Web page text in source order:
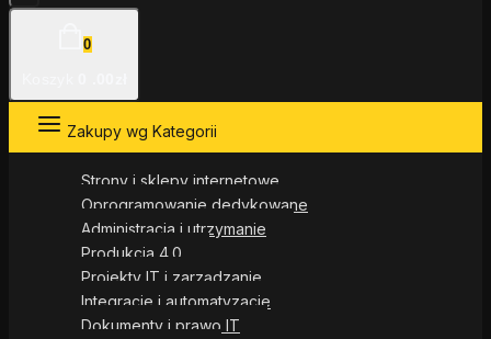
0
Zakupy wg Kategorii
Strony i sklepy internetowe
Oprogramowanie dedykowane
Administracja i utrzymanie
Produkcja 4.0
Projekty IT i zarządzanie
Integracje i automatyzacje
Dokumenty i prawo IT